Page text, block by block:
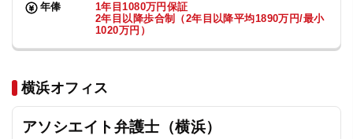
年俸
1年目1080万円保証
2年目以降歩合制（2年目以降平均1890万円/最小
1020万円）
横浜オフィス
アソシエイト弁護士（横浜）